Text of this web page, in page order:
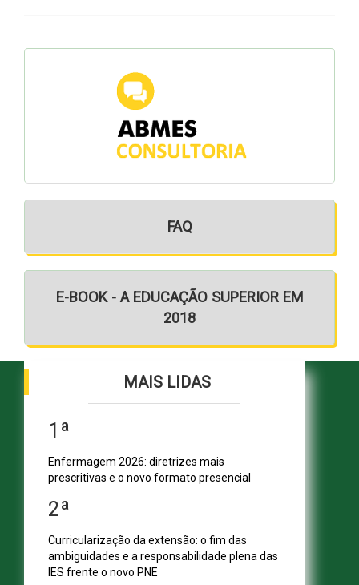
FAQ
E-BOOK - A EDUCAÇÃO SUPERIOR EM
2018
MAIS LIDAS
1ª
Enfermagem 2026: diretrizes mais
prescritivas e o novo formato presencial
2ª
Curricularização da extensão: o fim das
ambiguidades e a responsabilidade plena das
IES frente o novo PNE
SHN Qd. 01, Bl. "F", Entrada "A", Conj. "A"
Edifício Vision Work & Live, 9º andar
CEP: 70.701-060 - Asa Norte, Brasília/DF
Fone: (61) 3961-9832 | E-mail:
abmes@abmes.org.br
CENTRAIS DE CONTEÚDO